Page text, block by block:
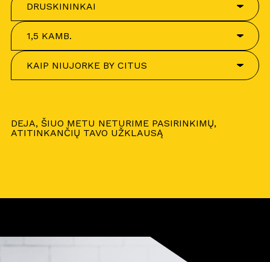
DRUSKININKAI
1,5 KAMB.
KAIP NIUJORKE BY CITUS
DEJA, ŠIUO METU NETURIME PASIRINKIMŲ,
ATITINKANČIŲ TAVO UŽKLAUSĄ